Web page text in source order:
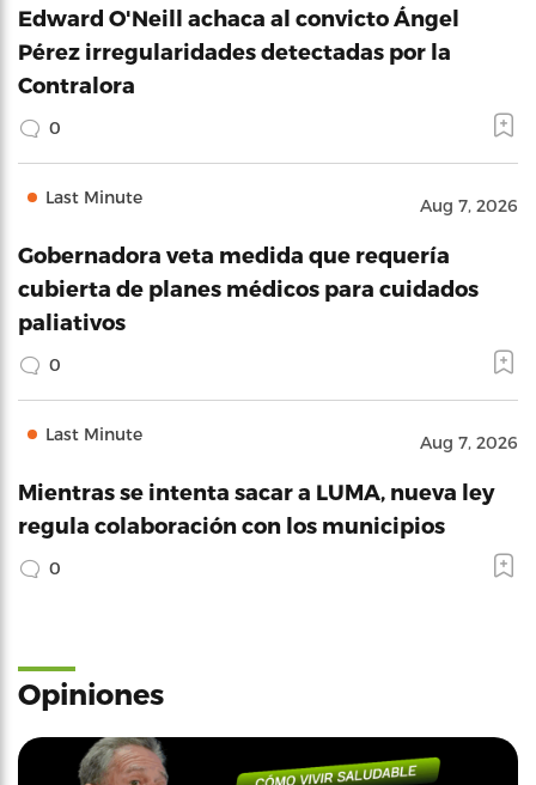
Edward O'Neill achaca al convicto Ángel
Pérez irregularidades detectadas por la
Contralora
0
Last Minute Aug 7, 2026
Gobernadora veta medida que requería
cubierta de planes médicos para cuidados
paliativos
0
Last Minute Aug 7, 2026
Mientras se intenta sacar a LUMA, nueva ley
regula colaboración con los municipios
0
Opiniones